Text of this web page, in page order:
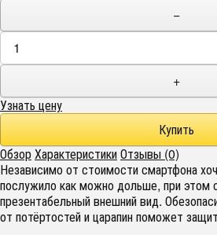
−
+
Узнать цену
ОбзорХарактеристикиОтзывы (0)
Независимо от стоимости смартфона
послужило как можно дольше, при этом
презентабельный внешний вид.
от потёртостей и царапин поможет